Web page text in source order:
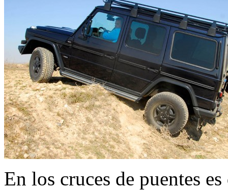
En los cruces de puentes